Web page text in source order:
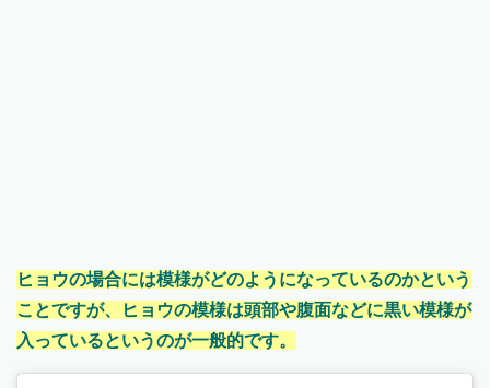
ヒョウの場合には模様がどのようになっているのかという
ことですが、ヒョウの模様は頭部や腹面などに黒い模様が
入っているというのが一般的です。